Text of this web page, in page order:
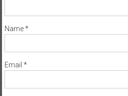
Name*
Email *